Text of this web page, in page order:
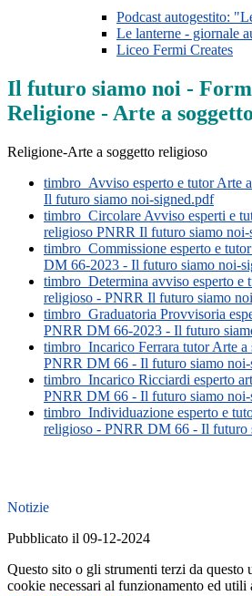
Podcast autogestito:
Le lanterne - giornale
Liceo Fermi Creates
Il futuro siamo noi -
Religione - Arte a
Religione-Arte a soggetto religioso
timbro_Avviso esperto e tutor Arte
Il futuro siamo noi-signed.pdf
timbro_Circolare Avviso esperti e
religioso PNRR Il futuro siamo noi-
timbro_Commissione esperto e
DM 66-2023 - Il futuro siamo noi-
timbro_Determina avviso esperto e
religioso - PNRR Il futuro siamo
timbro_Graduatoria Provvisoria
PNRR DM 66-2023 - Il futuro
timbro_Incarico Ferrara tutor Arte a
PNRR DM 66 - Il futuro siamo noi-
timbro_Incarico Ricciardi esperto
PNRR DM 66 - Il futuro siamo noi-
timbro_Individuazione esperto e
religioso - PNRR DM 66 - Il futuro
Notizie
Pubblicato il 09-12-2024
Questo sito o gli strumenti terzi da
cookie necessari al funzionamento ed